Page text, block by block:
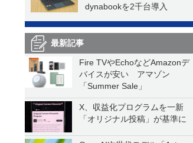
dynabookを2千台導入
最新記事
Fire TVやEchoなどAmazonデ
バイスが安い アマゾン
「Summer Sale」
X、収益化プログラムを一新
「オリジナル投稿」が基準に